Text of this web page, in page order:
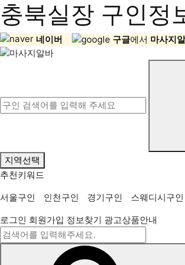
충북실장 구인정
네이버 구글에서 마사지
지역선택
추천키워드
서울구인
인천구인 경기구인
스웨디시구인
로그인 회원가입 정보찾기 광고상품안내